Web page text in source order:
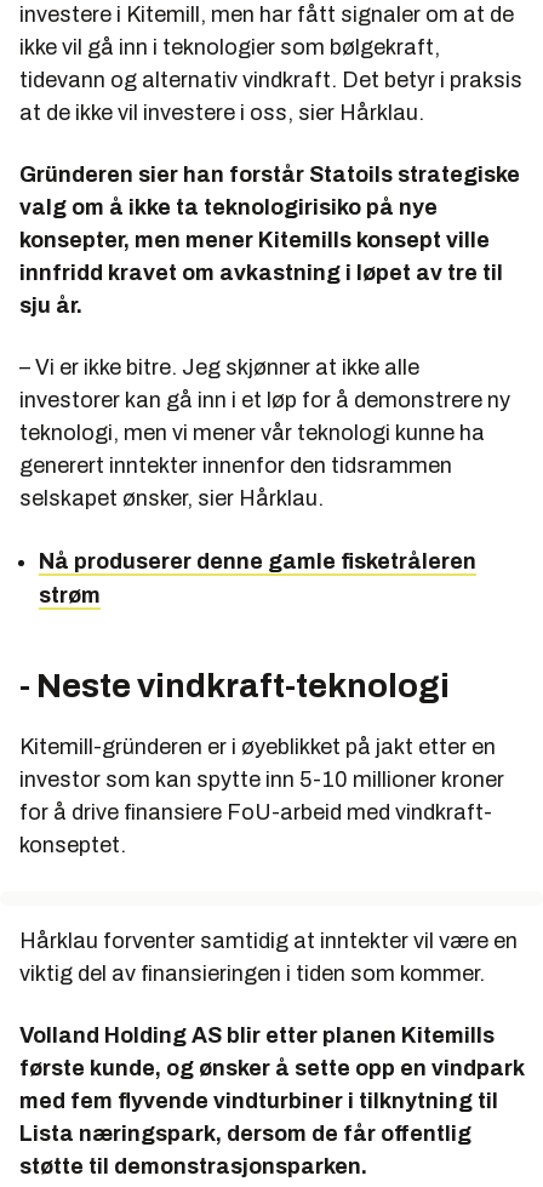
investere i Kitemill, men har fått signaler om at de
ikke vil gå inn i teknologier som bølgekraft,
tidevann og alternativ vindkraft. Det betyr i praksis
at de ikke vil investere i oss, sier Hårklau.
Gründeren sier han forstår Statoils strategiske
valg om å ikke ta teknologirisiko på nye
konsepter, men mener Kitemills konsept ville
innfridd kravet om avkastning i løpet av tre til
sju år.
– Vi er ikke bitre. Jeg skjønner at ikke alle
investorer kan gå inn i et løp for å demonstrere ny
teknologi, men vi mener vår teknologi kunne ha
generert inntekter innenfor den tidsrammen
selskapet ønsker, sier Hårklau.
Nå produserer denne gamle fisketråleren
strøm
- Neste vindkraft-teknologi
Kitemill-gründeren er i øyeblikket på jakt etter en
investor som kan spytte inn 5-10 millioner kroner
for å drive finansiere FoU-arbeid med vindkraft-
konseptet.
Hårklau forventer samtidig at inntekter vil være en
viktig del av finansieringen i tiden som kommer.
Volland Holding AS blir etter planen Kitemills
første kunde, og ønsker å sette opp en vindpark
med fem flyvende vindturbiner i tilknytning til
Lista næringspark, dersom de får offentlig
støtte til demonstrasjonsparken.